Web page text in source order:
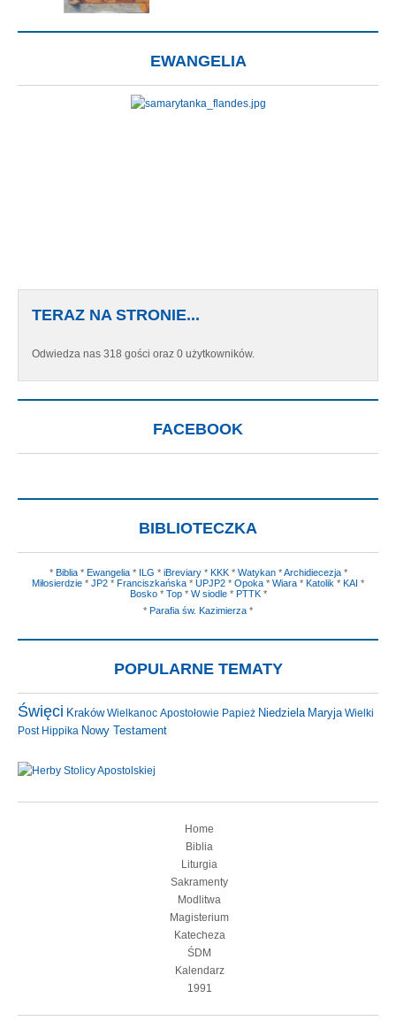
EWANGELIA
TERAZ NA STRONIE...
Odwiedza nas 318 gości oraz 0 użytkowników.
FACEBOOK
BIBLIOTECZKA
* Biblia* Ewangelia* ILG * iBreviary* KKK* Watykan*Archidiecezja*
Miłosierdzie * JP2 * Franciszkańska * UPJP2 * Opoka * Wiara * Katolik * KAI *
Bosko* Top* W siodle* PTTK*
* Parafia św. Kazimierza *
POPULARNE TEMATY
Święci Kraków Wielkanoc Apostołowie Papież Niedziela Maryja Wielki
Post Hippika Nowy Testament
Home
Biblia
Liturgia
Sakramenty
Modlitwa
Magisterium
Katecheza
ŚDM
Kalendarz
1991